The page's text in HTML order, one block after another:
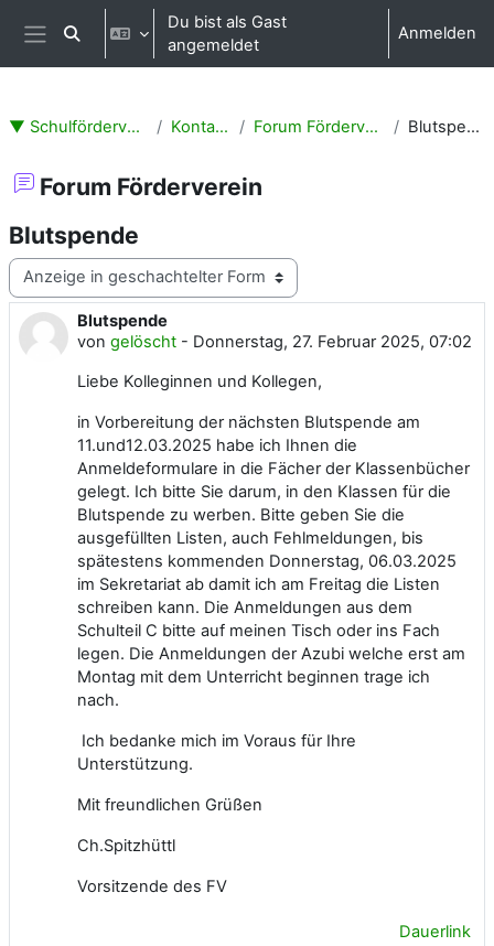
Zum Hauptinhalt
Website-Übersicht
Sucheingabe umschalten
Du bist als Gast
angemeldet
Anmelden
▼ Schulförderverein Kontakte Forum Förderverein Blutspende
Forum Förderverein
Blutspende
Anzeigemodus
Blutspende
von gelöscht - Donnerstag, 27. Februar 2025, 07:02
Anzahl Antworten: 0
Liebe Kolleginnen und Kollegen,
in Vorbereitung der nächsten Blutspende am
11.und12.03.2025 habe ich Ihnen die
Anmeldeformulare in die Fächer der Klassenbücher
gelegt. Ich bitte Sie darum, in den Klassen für die
Blutspende zu werben. Bitte geben Sie die
ausgefüllten Listen, auch Fehlmeldungen, bis
spätestens kommenden Donnerstag, 06.03.2025
im Sekretariat ab damit ich am Freitag die Listen
schreiben kann. Die Anmeldungen aus dem
Schulteil C bitte auf meinen Tisch oder ins Fach
legen. Die Anmeldungen der Azubi welche erst am
Montag mit dem Unterricht beginnen trage ich
nach.
Ich bedanke mich im Voraus für Ihre
Unterstützung.
Mit freundlichen Grüßen
Ch.Spitzhüttl
Vorsitzende des FV
Dauerlink